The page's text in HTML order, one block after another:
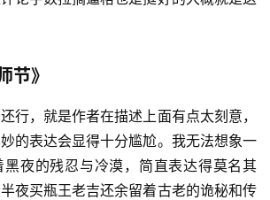
节》
行，就是作者在描述上面有点太刻意，
的表达会显得十分尴尬。我无法想象一
夜的残忍与冷漠，简直表达得莫名其
夜买瓶王老吉还余留着古老的诡秘和传